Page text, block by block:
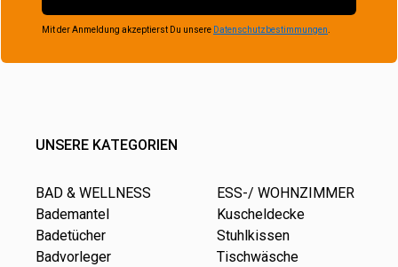
Mit der Anmeldung akzeptierst Du unsere Datenschutzbestimmungen
UNSERE KATEGORIEN
BAD & WELLNESS
Bademantel
Badetücher
Badvorleger
ESS-/ WOHNZIMMER
Kuscheldecke
Stuhlkissen
Tischwäsche